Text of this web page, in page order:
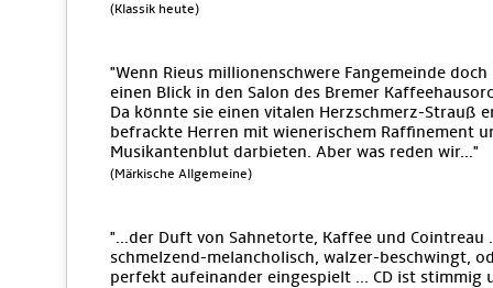
(Klassik heute)
"Wenn Rieus millionenschwere Fangemeinde
einen Blick in den Salon des Bremer
Da könnte sie einen vitalen Herzschmerz-Strauß
befrackte Herren mit wienerischem Raffinement
Musikantenblut darbieten. Aber was reden wir..."
(Märkische Allgemeine)
"...der Duft von Sahnetorte, Kaffee und Cointreau
schmelzend-melancholisch, walzer-beschwingt,
perfekt aufeinander eingespielt ... CD ist stimmig